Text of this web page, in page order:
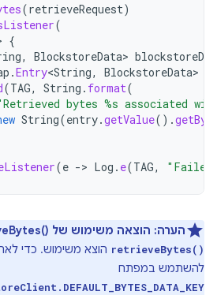
(retrieveRequest)
(
{
, BlockstoreData>
.Entry<String, BlockstoreData>
(TAG, String . format(
bytes %s associated
String(entry.getValue().
(e -> Log . e(TAG,
הערה: הוצאה משימוש של retrieveBytes()‎.
retrieveBytes() הוצא משימוש. כדי
להשתמש במפתח